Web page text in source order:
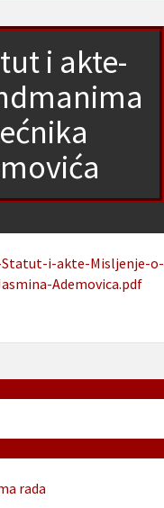
i akte-
Statut-i-akte-Misljenje-o-
Ademovica.pdf
rada